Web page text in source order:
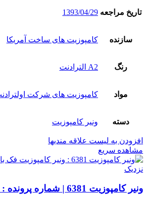
تاریخ مراجعه 1393/04/29
سازنده کامپوزیت های ساخت آمریکا
رنگ A2 الترادنت
مواد کامپوزیت های شرکت
دسته ونیر کامپوزیت
افزودن به لیست علاقه مندیها
مشاهده سریع
نزدیک
ونیر کامپوزیت 6381 | شماره پرونده : 6381